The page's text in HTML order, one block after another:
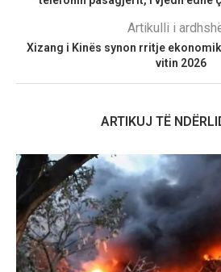
Artikulli i
Xizang i Kinës synon rritje
vitin 2026
ARTIKUJ TË